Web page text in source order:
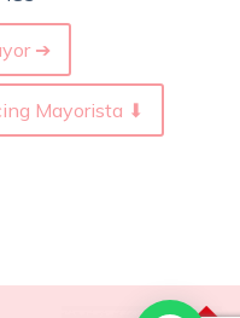
➔
Mayorista ⬇